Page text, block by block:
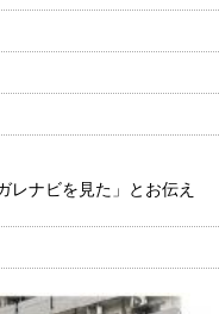
ナビを見た」とお伝え